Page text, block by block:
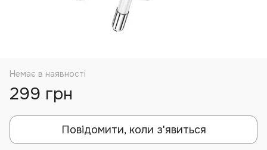
Немає в наявності
299 грн
Повідомити, коли з'явиться